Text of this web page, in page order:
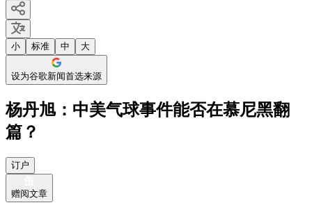
小 标准 中 大
设为谷歌新闻首选来源
杨丹旭：中美气球事件能否在慕尼黑翻
篇？
订户
赠阅文章